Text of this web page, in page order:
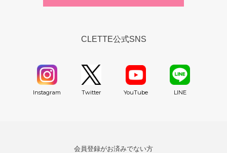
CLETTE公式SNS
Instagram Twitter YouTube LINE
会員登録がお済みでない方